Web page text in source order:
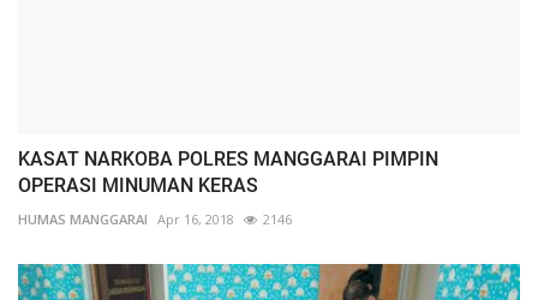
KASAT NARKOBA POLRES MANGGARAI PIMPIN
OPERASI MINUMAN KERAS
HUMAS MANGGARAI Apr 16, 2018 2146